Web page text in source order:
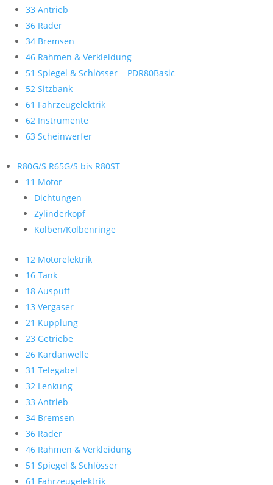
33 Antrieb
36 Räder
34 Bremsen
46 Rahmen & Verkleidung
51 Spiegel & Schlösser __PDR80Basic
52 Sitzbank
61 Fahrzeugelektrik
62 Instrumente
63 Scheinwerfer
R80G/S R65G/S bis R80ST
11 Motor
Dichtungen
Zylinderkopf
Kolben/Kolbenringe
12 Motorelektrik
16 Tank
18 Auspuff
13 Vergaser
21 Kupplung
23 Getriebe
26 Kardanwelle
31 Telegabel
32 Lenkung
33 Antrieb
34 Bremsen
36 Räder
46 Rahmen & Verkleidung
51 Spiegel & Schlösser
61 Fahrzeugelektrik